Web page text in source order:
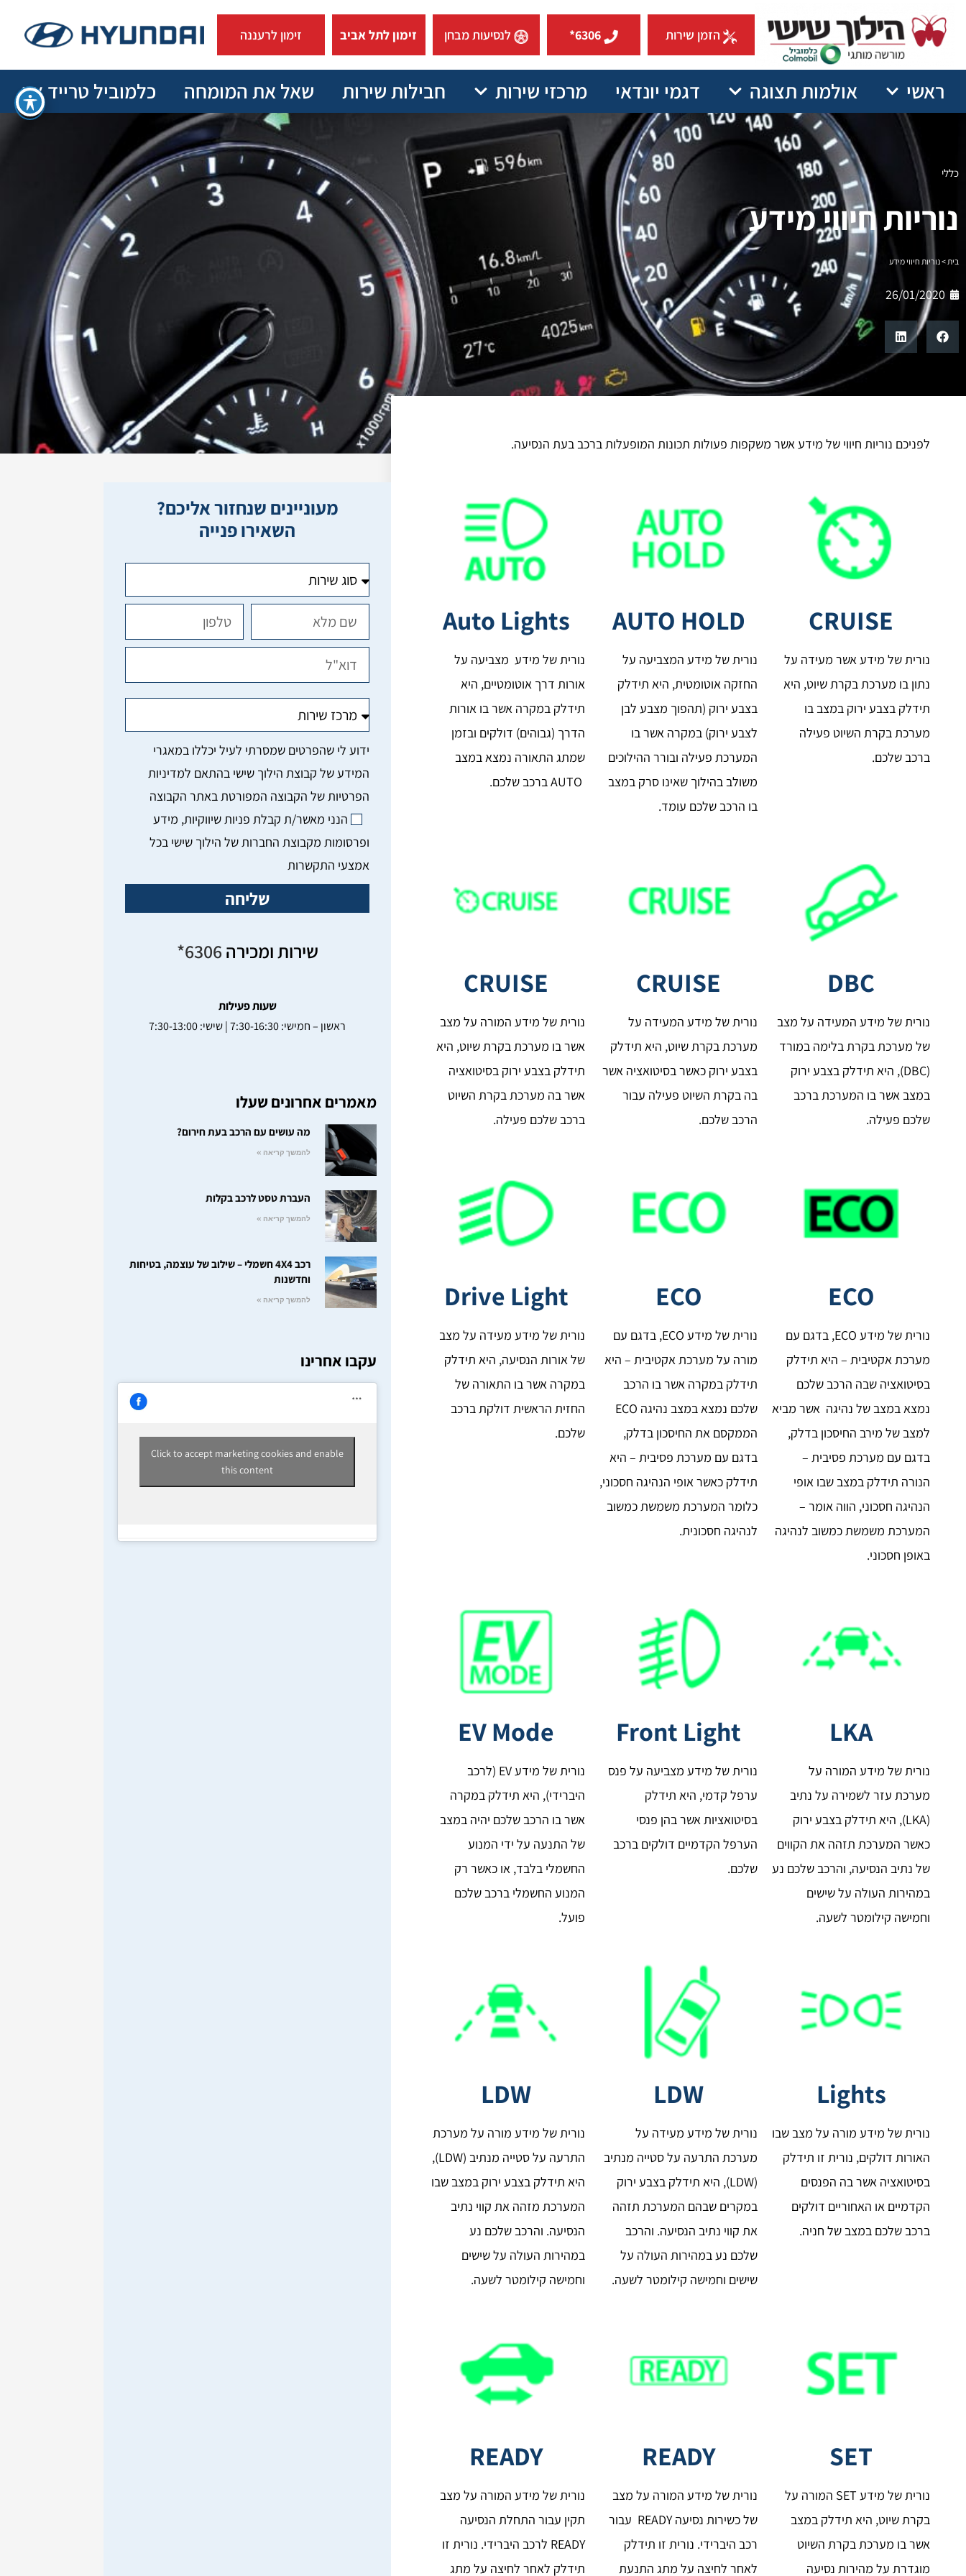
הזמן שירות 6306* לנסיעות מבחן זימון לתל אביב זימון לרעננה
ראשי אולמות תצוגה דגמי יונדאי מרכזי שירות חבילות שירות שאל את המומחה כלמוביל טרייד אין
כללי
נוריות חיווי מידע
בית>נוריות חיווי מידע
26/01/2020
לפניכם נוריות חיווי של מידע אשר משקפות פעולות תכונות המופעלות ברכב בעת הנסיעה.
CRUISE
נורית של מידע אשר מעידה על
נתון בו מערכת בקרת שיוט, היא
תידלק בצבע ירוק במצב בו
מערכת בקרת השיוט פעילה
ברכב שלכם.
AUTO HOLD
נורית של מידע המצביעה על
החזקה אוטומטית, היא תידלק
בצבע ירוק (תהפוך מצבע לבן
לצבע ירוק) במקרה אשר בו
המערכת פעילה ובורר ההילוכים
משולב בהילוך שאינו סרק במצב
בו הרכב שלכם עומד.
Auto Lights
נורית של מידע מצביעה על
אורות דרך אוטומטיים, היא
תידלק במקרה אשר בו אורות
הדרך (גבוהים) דולקים ובזמן
שמתג התאורה נמצא במצב
DBC
נורית של מידע המעידה על מצב
של מערכת בקרת בלימה במורד
(DBC), היא תידלק בצבע ירוק
במצב אשר בו המערכת ברכב
שלכם פעילה.
CRUISE
נורית של מידע המעידה על
מערכת בקרת שיוט, היא תידלק
בצבע ירוק כאשר בסיטואציה אשר
בה בקרת השיוט פעילה עבור
הרכב שלכם.
CRUISE
נורית של מידע המורה על מצב
אשר בו מערכת בקרת שיוט, היא
תידלק בצבע ירוק בסיטואציה
אשר בה מערכת בקרת השיוט
ברכב שלכם פעילה.
ECO
נורית של מידע ECO, בדגם עם
מערכת אקטיבית – היא תידלק
בסיטואציה שבה הרכב שלכם
נמצא במצב של נהיגה אשר מביא
למצב של מירב החיסכון בדלק,
בדגם עם מערכת פסיבית –
הנורה תידלק במצב שבו אופי
הנהיגה חסכוני, הווה אומר –
המערכת משמשת כמשוב לנהיגה
באופן חסכוני.
ECO
נורית של מידע ECO, בדגם עם
מורה על מערכת אקטיבית – היא
תידלק במקרה אשר בו הרכב
שלכם נמצא במצב נהיגה ECO
הממקסם את החיסכון בדלק,
בדגם עם מערכת פסיבית – היא
תידלק כאשר אופי הנהיגה חסכוני,
כלומר המערכת משמשת כמשוב
לנהיגה חסכונית.
Drive Light
נורית של מידע מעידה על מצב
של אורות הנסיעה, היא תידלק
במקרה אשר בו התאורה של
החזית הראשית דולקת ברכב
שלכם.
LKA
נורית של מידע המורה על
מערכת עזר לשמירה על נתיב
(LKA), היא תידלק בצבע ירוק
כאשר המערכת תזהה את הקווים
של נתיב הנסיעה, והרכב שלכם נע
במהירות העולה על שישים
וחמישה קילומטר לשעה.
Front Light
נורית של מידע מצביעה על פנס
ערפל קדמי, היא תידלק
בסיטואציות אשר בהן פנסי
הערפל הקדמיים דולקים ברכב
שלכם.
EV Mode
נורית של מידע EV (לרכב
היברידי), היא תידלק במקרה
אשר בו הרכב שלכם יהיה במצב
של התנעה על ידי המנוע
החשמלי בלבד, או כאשר רק
המנוע החשמלי ברכב שלכם
פועל.
Lights
נורית של מידע מורה על מצב שבו
האורות דולקים, נורית זו תידלק
בסיטואציה אשר בה הפנסים
הקדמיים או האחוריים דולקים
ברכב שלכם במצב של חניה.
LDW
נורית של מידע מעידה על
מערכת התרעה על סטייה מנתיב
(LDW), היא תידלק בצבע ירוק
במקרים שבהם המערכת תזהה
את קווי נתיב הנסיעה. והרכב
שלכם נע במהירות העולה על
שישים וחמישה קילומטר לשעה.
LDW
נורית של מידע מורה על מערכת
התרעה על סטייה מנתיב (LDW),
היא תידלק בצבע ירוק במצב שבו
המערכת מזהה את קווי נתיב
הנסיעה. והרכב שלכם נע
במהירות העולה על שישים
וחמישה קילומטר לשעה.
SET
נורית של מידע SET המורה על
בקרת שיוט, היא תידלק במצב
אשר בו מערכת בקרת השיוט
מוגדרת על מהירות נסיעה
READY
נורית של מידע המורה על מצב
של כשירות נסיעה READY עבור
רכב היברידי. נורית זו תידלק
לאחר לחיצה על מתג התנעת
READY
נורית של מידע המורה על מצב
תקין עבור התחלת הנסיעה
READY לרכב היברידי. נורית זו
תידלק לאחר לחיצה על מתג
מעוניינים שנחזור אליכם?
השאירו פנייה
הנני מאשר/ת קבלת פניות שיווקיות, מידע
ופרסומות מקבוצת החברות של הילוך שישי בכל
אמצעי התקשרות
שליחה
שירות ומכירה 6306*
שעות פעילות
ראשון – חמישי: 7:30-16:30 | שישי: 7:30-13:00
מאמרים אחרונים שעלו
מה עושים עם הרכב בעת חירום?
להמשך קריאה »
העברת טסט לרכב בקלות
להמשך קריאה »
רכב 4X4 חשמלי – שילוב של עוצמה, בטיחות
וחדשנות
להמשך קריאה »
עקבו אחרינו
Click to accept marketing cookies and enable
this content